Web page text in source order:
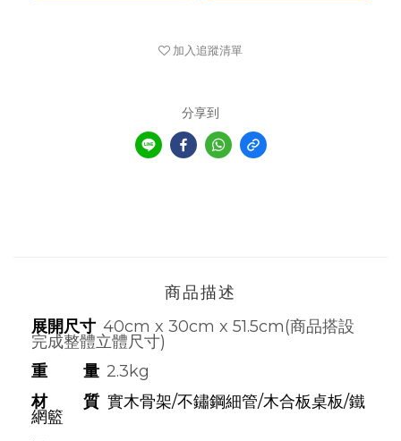
加入追蹤清單
分享到
商品描述
展開尺寸 40cm x 30cm x 51.5cm(商品搭設
完成整體立體尺寸)
重 量 2.3kg
材 質 實木骨架/不鏽鋼細管/木合板桌板/鐵
網籃